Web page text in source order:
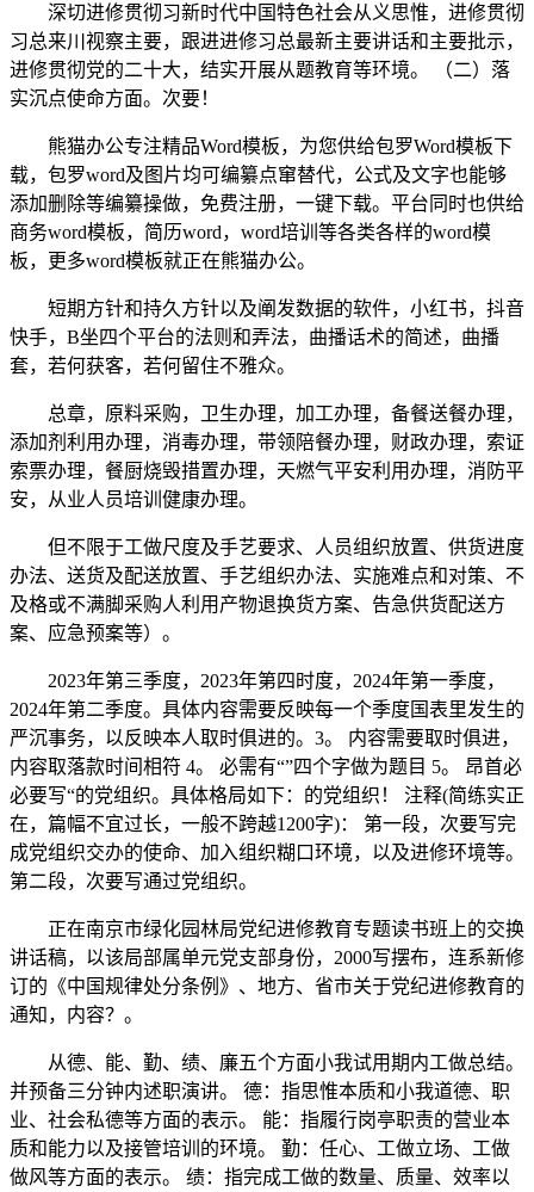
深切进修贯彻习新时代中国特色社会从义思惟，进修贯彻
习总来川视察主要，跟进进修习总最新主要讲话和主要批示，
进修贯彻党的二十大，结实开展从题教育等环境。 （二）落
实沉点使命方面。次要！
熊猫办公专注精品Word模板，为您供给包罗Word模板下
载，包罗word及图片均可编纂点窜替代，公式及文字也能够
添加删除等编纂操做，免费注册，一键下载。平台同时也供给
商务word模板，简历word，word培训等各类各样的word模
板，更多word模板就正在熊猫办公。
短期方针和持久方针以及阐发数据的软件，小红书，抖音
快手，B坐四个平台的法则和弄法，曲播话术的简述，曲播
套，若何获客，若何留住不雅众。
总章，原料采购，卫生办理，加工办理，备餐送餐办理，
添加剂利用办理，消毒办理，带领陪餐办理，财政办理，索证
索票办理，餐厨烧毁措置办理，天燃气平安利用办理，消防平
安，从业人员培训健康办理。
但不限于工做尺度及手艺要求、人员组织放置、供货进度
办法、送货及配送放置、手艺组织办法、实施难点和对策、不
及格或不满脚采购人利用产物退换货方案、告急供货配送方
案、应急预案等）。
2023年第三季度，2023年第四时度，2024年第一季度，
2024年第二季度。具体内容需要反映每一个季度国表里发生的
严沉事务，以反映本人取时俱进的。3。 内容需要取时俱进，
内容取落款时间相符 4。 必需有“”四个字做为题目 5。 昂首必
必要写“的党组织。具体格局如下：的党组织！ 注释(简练实正
在，篇幅不宜过长，一般不跨越1200字)： 第一段，次要写完
成党组织交办的使命、加入组织糊口环境，以及进修环境等。
第二段，次要写通过党组织。
正在南京市绿化园林局党纪进修教育专题读书班上的交换
讲话稿，以该局部属单元党支部身份，2000写摆布，连系新修
订的《中国规律处分条例》、地方、省市关于党纪进修教育的
通知，内容？。
从德、能、勤、绩、廉五个方面小我试用期内工做总结。
并预备三分钟内述职演讲。 德：指思惟本质和小我道德、职
业、社会私德等方面的表示。 能：指履行岗亭职责的营业本
质和能力以及接管培训的环境。 勤：任心、工做立场、工做
做风等方面的表示。 绩：指完成工做的数量、质量、效率以